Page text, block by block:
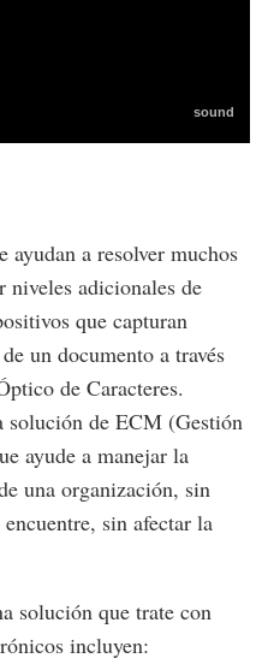
a resolver muchos
niveles adicionales de
que capturan
un documento a través
de Caracteres.
solución de ECM (Gestión
ayude a manejar la
una organización, sin
sin afectar la
solución que trate con
incluyen: